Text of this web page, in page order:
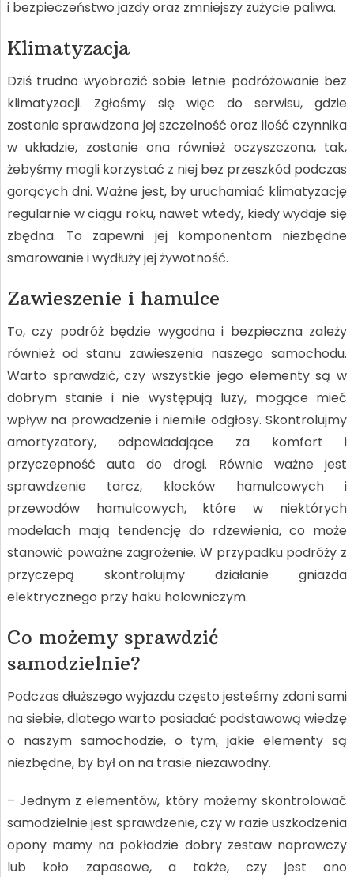
i bezpieczeństwo jazdy oraz zmniejszy zużycie paliwa.
Klimatyzacja
Dziś trudno wyobrazić sobie letnie podróżowanie bez
klimatyzacji. Zgłośmy się więc do serwisu, gdzie
zostanie sprawdzona jej szczelność oraz ilość czynnika
w układzie, zostanie ona również oczyszczona, tak,
żebyśmy mogli korzystać z niej bez przeszkód podczas
gorących dni. Ważne jest, by uruchamiać klimatyzację
regularnie w ciągu roku, nawet wtedy, kiedy wydaje się
zbędna. To zapewni jej komponentom niezbędne
smarowanie i wydłuży jej żywotność.
Zawieszenie i hamulce
To, czy podróż będzie wygodna i bezpieczna zależy
również od stanu zawieszenia naszego samochodu.
Warto sprawdzić, czy wszystkie jego elementy są w
dobrym stanie i nie występują luzy, mogące mieć
wpływ na prowadzenie i niemiłe odgłosy. Skontrolujmy
amortyzatory, odpowiadające za komfort i
przyczepność auta do drogi. Równie ważne jest
sprawdzenie tarcz, klocków hamulcowych i
przewodów hamulcowych, które w niektórych
modelach mają tendencję do rdzewienia, co może
stanowić poważne zagrożenie. W przypadku podróży z
przyczepą skontrolujmy działanie gniazda
elektrycznego przy haku holowniczym.
Co możemy sprawdzić
samodzielnie?
Podczas dłuższego wyjazdu często jesteśmy zdani sami
na siebie, dlatego warto posiadać podstawową wiedzę
o naszym samochodzie, o tym, jakie elementy są
niezbędne, by był on na trasie niezawodny.
– Jednym z elementów, który możemy skontrolować
samodzielnie jest sprawdzenie, czy w razie uszkodzenia
opony mamy na pokładzie dobry zestaw naprawczy
lub koło zapasowe, a także, czy jest ono